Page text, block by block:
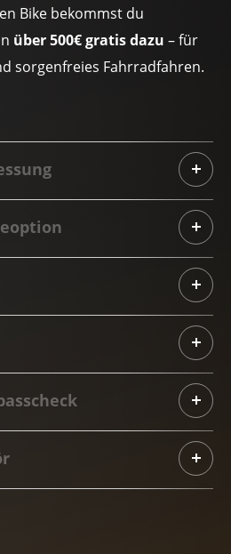
Bike bekommst du
über 500€ gratis dazu – für
sorgenfreies Fahrradfahren.